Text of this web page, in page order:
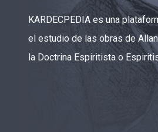
KARDECPEDIA es una
el estudio de las obras de
la Doctrina Espiritista o